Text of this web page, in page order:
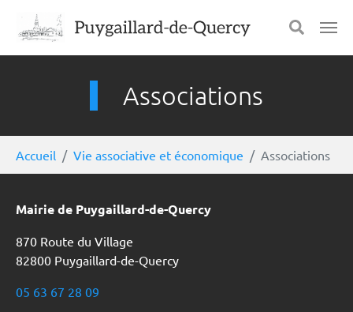
Associations
Accueil Vie associative et économique Associations
Mairie de Puygaillard-de-Quercy
870 Route du Village
82800 Puygaillard-de-Quercy
05 63 67 28 09